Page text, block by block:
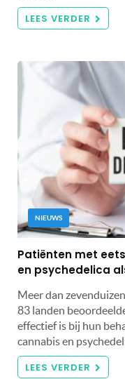
LEES VERDER
NIEUWS
Patiënten met
en psychedelica
Meer dan
83 landen
effectief is bij hun
cannabis en
LEES VERDER